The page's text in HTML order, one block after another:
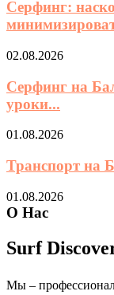
Серфинг:
02.08.2026
Серфинг на
уроки...
01.08.2026
Транспорт на
01.08.2026
О Нас
Surf
Мы –